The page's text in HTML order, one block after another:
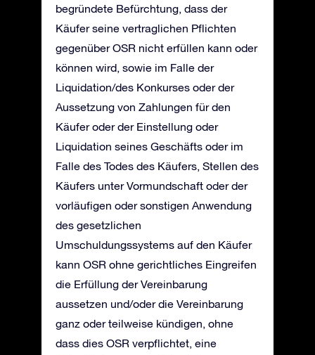
begründete Befürchtung, dass der
Käufer seine vertraglichen Pflichten
gegenüber OSR nicht erfüllen kann oder
können wird, sowie im Falle der
Liquidation/des Konkurses oder der
Aussetzung von Zahlungen für den
Käufer oder der Einstellung oder
Liquidation seines Geschäfts oder im
Falle des Todes des Käufers, Stellen des
Käufers unter Vormundschaft oder der
vorläufigen oder sonstigen Anwendung
des gesetzlichen
Umschuldungssystems auf den Käufer
kann OSR ohne gerichtliches Eingreifen
die Erfüllung der Vereinbarung
aussetzen und/oder die Vereinbarung
ganz oder teilweise kündigen, ohne
dass dies OSR verpflichtet, eine